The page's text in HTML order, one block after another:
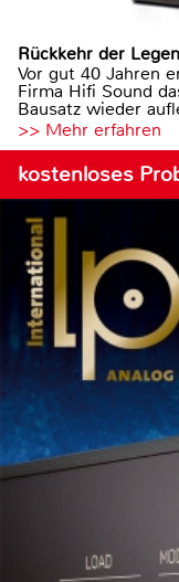
Rückkehr der
Vor gut 40 Jahren
Firma Hifi Sound
Bausatz wieder
>> Mehr erfahren
kostenloses